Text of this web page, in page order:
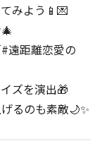
みよう📱💌
遠距離恋愛の
ズを演出🎁
るのも素敵🌙✨